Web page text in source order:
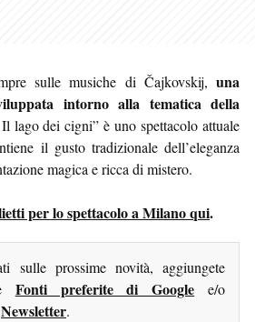
sulle musiche di Čajkovskij, una
intorno alla tematica della
lago dei cigni” è uno spettacolo attuale
il gusto tradizionale dell’eleganza
magica e ricca di mistero.
per lo spettacolo a Milano qui.
sulle prossime novità, aggiungete
Fonti preferite di Google e/o
Newsletter.